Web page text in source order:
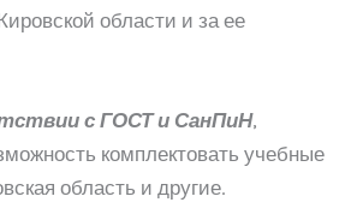
области и за ее
с ГОСТ и СанПиН,
комплектовать учебные
область и другие.